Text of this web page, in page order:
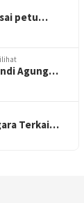
petu…
Agung…
Terkai…